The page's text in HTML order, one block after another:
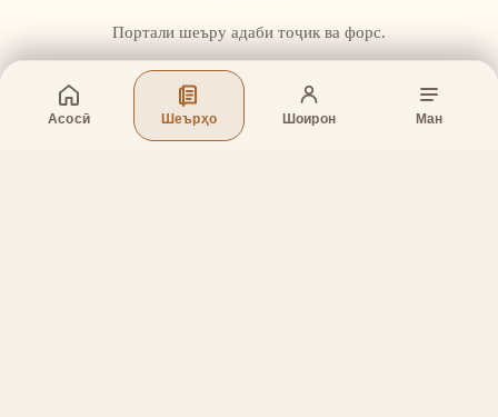
Асосӣ Шеърҳо Шоирон Ман
Портали шеъру адаби тоҷик ва форс.